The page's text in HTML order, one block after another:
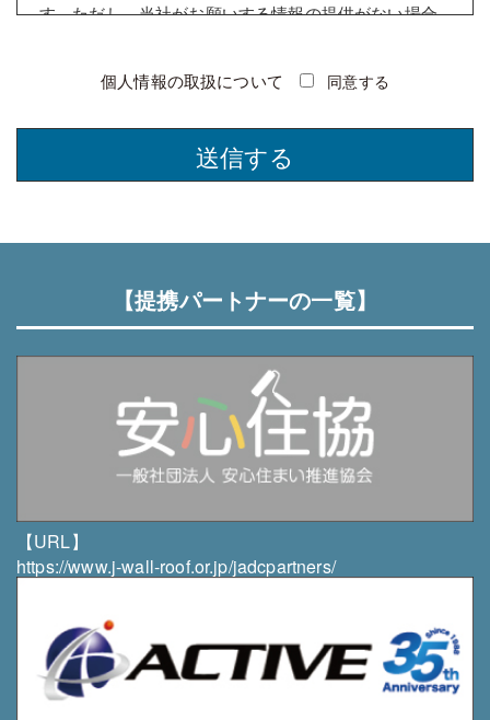
す。ただし、当社がお願いする情報の提供がない場合
個人情報の利用について
行、情報提供など）で、業務の遂行上必要な限りにお
当該第三者につき厳正な調査を行った上、秘密保持さ
せるために適正な監督を行います。
個人情報の管理について
・当社は、個人情報の正確性を保ち、これを安全に管
理します。
・当社は、個人情報の紛失、破壊、改ざん及び漏洩等
を防止するため、適正な情報セキュリティ対策を講じ
個人情報の開示・訂正・利用停止・消去について
・個人情報について、「開示」「訂正」等を求める権
には異議なく速やかに対応します。
・個人情報の取扱いにつきましてご意見やご質問がご
ざいましたら、当社までご連絡下さいますようお願い
個人情報の取扱について 同意する
【提携パートナーの一覧】
【URL】
https://www.j-wall-roof.or.jp/jadcpartners/